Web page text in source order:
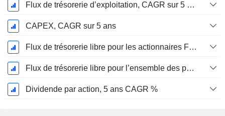
Flux de trésorerie d’exploitation, CAGR sur 5 ans
CAPEX, CAGR sur 5 ans
Flux de trésorerie libre pour les actionnaires FCFE, CAGR sur 5 ans
Flux de trésorerie libre pour l’ensemble des pourvoyeurs de fonds (créanciers et actionnaires) FCFF, CAGR sur 5 ans
Dividende par action, 5 ans CAGR %